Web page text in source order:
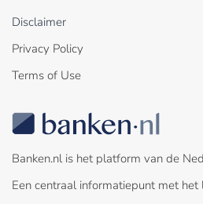
Disclaimer
Privacy Policy
Terms of Use
Banken.nl is het platform van de
Een centraal informatiepunt met